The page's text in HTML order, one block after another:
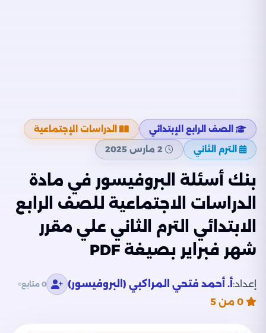
الصف الرابع الإبتدائي
الدراسات الإجتماعية
الترم الثاني
2 مارس 2025
بنك أسئلة البروفيسور في مادة
الدراسات الاجتماعية للصف الرابع
الابتدائي الترم الثاني علي مقرر
شهر فبراير بصيغة PDF
إعداد: أ. أحمد فتحي المراكبي (البروفيسور) 0 متابع
0 من 5